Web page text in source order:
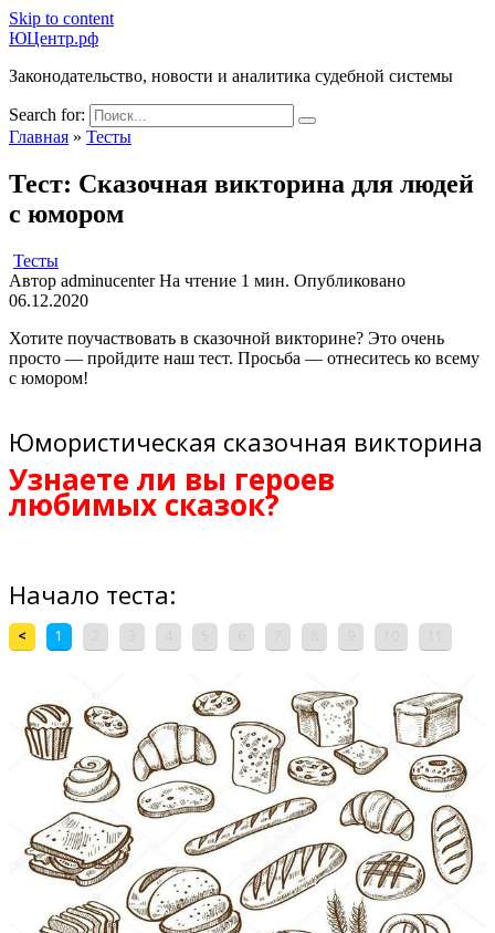
Skip to content
ЮЦентр.рф
Законодательство, новости и аналитика судебной системы
Search for:
Главная » Тесты
Тест: Сказочная викторина для людей
с юмором
Тесты
Автор adminucenter На чтение 1 мин. Опубликовано
06.12.2020
Хотите поучаствовать в сказочной викторине? Это очень
просто — пройдите наш тест. Просьба — отнеситесь ко всему
с юмором!